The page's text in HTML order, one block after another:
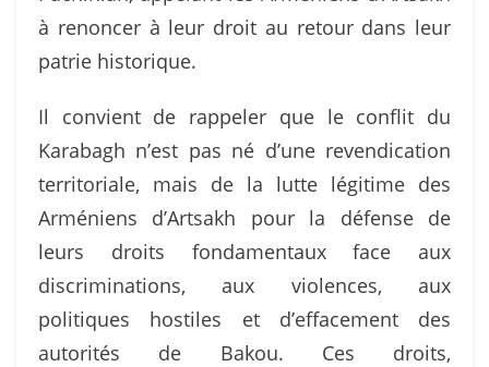
à renoncer à leur droit au retour dans leur
patrie historique.
Il convient de rappeler que le conflit du
Karabagh n’est pas né d’une revendication
territoriale, mais de la lutte légitime des
Arméniens d’Artsakh pour la défense de
leurs droits fondamentaux face aux
discriminations, aux violences, aux
politiques hostiles et d’effacement des
autorités de Bakou. Ces droits,